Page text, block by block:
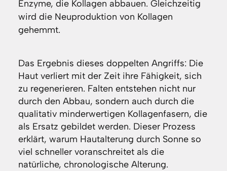
Enzyme, die Kollagen abbauen. Gleichzeitig
wird die Neuproduktion von Kollagen
gehemmt.
Das Ergebnis dieses doppelten Angriffs: Die
Haut verliert mit der Zeit ihre Fähigkeit, sich
zu regenerieren. Falten entstehen nicht nur
durch den Abbau, sondern auch durch die
qualitativ minderwertigen Kollagenfasern, die
als Ersatz gebildet werden. Dieser Prozess
erklärt, warum Hautalterung durch Sonne so
viel schneller voranschreitet als die
natürliche, chronologische Alterung.